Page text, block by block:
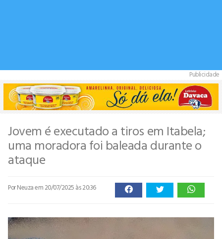
Publicidade
Jovem é executado a tiros em Itabela;
uma moradora foi baleada durante o
ataque
Por Neuzaem 20/07/2025 às 20:36